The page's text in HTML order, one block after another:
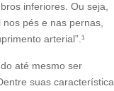
inferiores. Ou seja,
pés e nas pernas,
arterial”.¹
até mesmo ser
suas